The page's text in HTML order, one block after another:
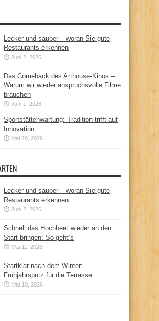
Lecker und sauber – woran Sie gute
Restaurants erkennen
Juni 2, 2026
Das Comeback des Arthouse-Kinos –
Warum wir wieder anspruchsvolle Filme
brauchen
Juni 1, 2026
Sportstättenwartung: Tradition trifft auf
Innovation
Mai 20, 2026
Lecker und sauber – woran Sie gute
Restaurants erkennen
Juni 2, 2026
Schnell das Hochbeet wieder an den
Start bringen: So geht’s
Mai 11, 2026
Startklar nach dem Winter:
Frühjahrsputz für die Terrasse
Mai 10, 2026